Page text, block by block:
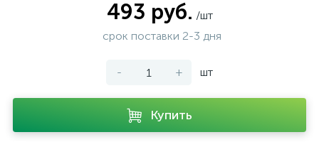
493 руб. /шт
срок поставки 2-3 дня
- + шт
Купить